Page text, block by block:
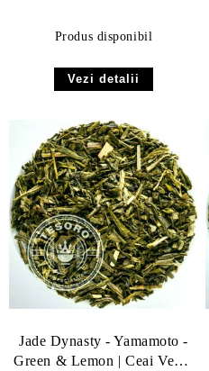
Produs disponibil
Vezi detalii
Jade Dynasty - Yamamoto -
Green & Lemon | Ceai Verde